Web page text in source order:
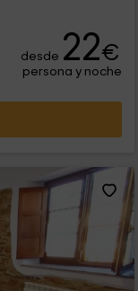
desde 22€
persona y noche